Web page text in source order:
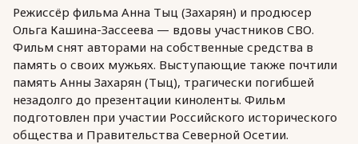
Режиссёр фильма Анна Тыц (Захарян) и продюсер
Ольга Кашина-Зассеева — вдовы участников СВО.
Фильм снят авторами на собственные средства в
память о своих мужьях. Выступающие также почтили
память Анны Захарян (Тыц), трагически погибшей
незадолго до презентации киноленты. Фильм
подготовлен при участии Российского исторического
общества и Правительства Северной Осетии.